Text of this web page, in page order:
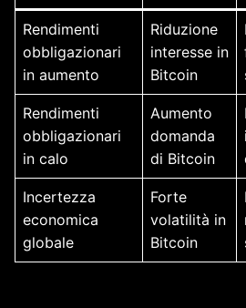
Rendimenti
obbligazionari
in aumento
Riduzione
interesse in
Bitcoin
Rendimenti
obbligazionari
in calo
Aumento
domanda
di Bitcoin
Incertezza
economica
globale
Forte
volatilità in
Bitcoin